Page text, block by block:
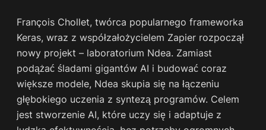
François Chollet, twórca popularnego frameworka
Keras, wraz z współzałożycielem Zapier rozpoczął
nowy projekt – laboratorium Ndea. Zamiast
podążać śladami gigantów AI i budować coraz
większe modele, Ndea skupia się na łączeniu
głębokiego uczenia z syntezą programów. Celem
jest stworzenie AI, które uczy się i adaptuje z